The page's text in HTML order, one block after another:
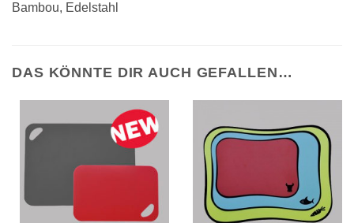
Bambou, Edelstahl
DAS KÖNNTE DIR AUCH GEFALLEN…